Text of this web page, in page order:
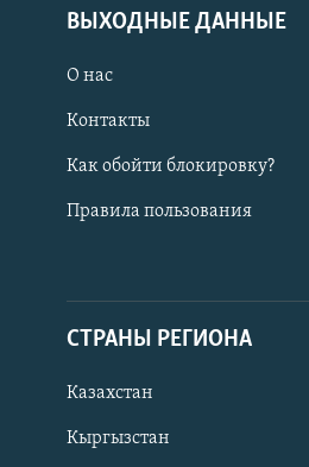
ВЫХОДНЫЕ ДАННЫЕ
О нас
Контакты
Как обойти блокировку?
Правила пользования
СТРАНЫ РЕГИОНА
Казахстан
Кыргызстан